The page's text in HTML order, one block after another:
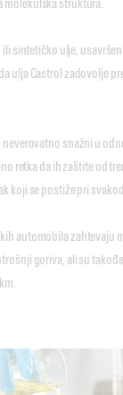
sintetičko ulje,
ulja Castrol zadovolje
snažni u
retka da ih zaštite od
koji se postiže pri
automobila zahtevaju
goriva, ali su